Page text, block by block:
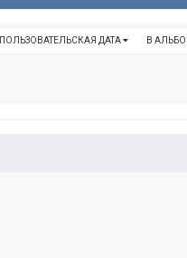
В
ПОЛЬЗОВАТЕЛЬСКАЯ ДАТА